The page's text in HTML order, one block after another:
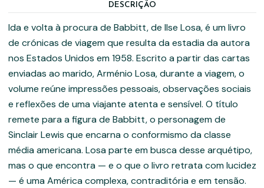
DESCRIÇÃO
Ida e volta à procura de Babbitt, de Ilse Losa, é um livro
de crónicas de viagem que resulta da estadia da autora
nos Estados Unidos em 1958. Escrito a partir das cartas
enviadas ao marido, Arménio Losa, durante a viagem, o
volume reúne impressões pessoais, observações sociais
e reflexões de uma viajante atenta e sensível. O título
remete para a figura de Babbitt, o personagem de
Sinclair Lewis que encarna o conformismo da classe
média americana. Losa parte em busca desse arquétipo,
mas o que encontra — e o que o livro retrata com lucidez
— é uma América complexa, contraditória e em tensão.